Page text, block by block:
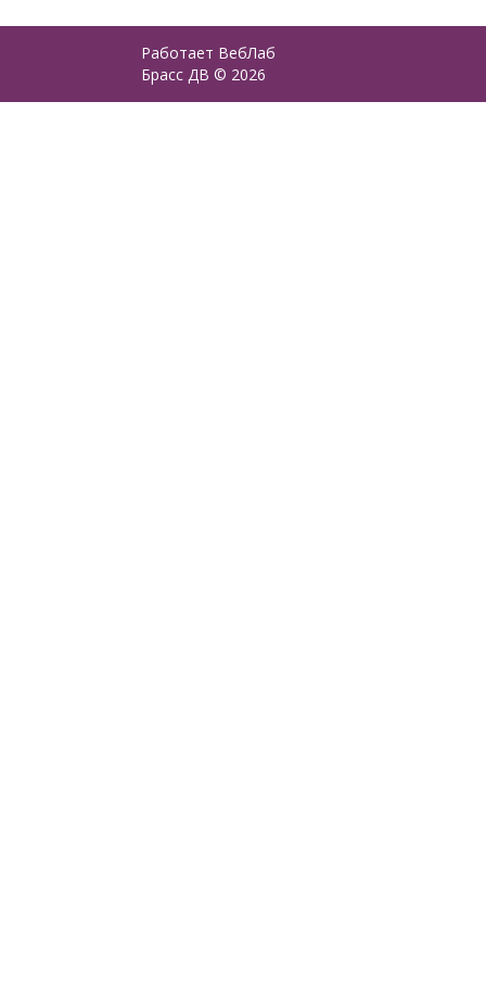
Работает ВебЛаб
Брасс ДВ © 2026